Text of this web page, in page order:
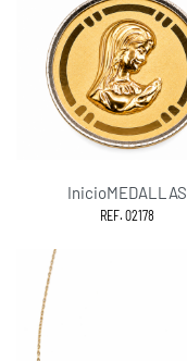
InicioMEDALLAS
REF. 02178